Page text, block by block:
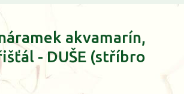
akvamarín,
- DUŠE (stříbro